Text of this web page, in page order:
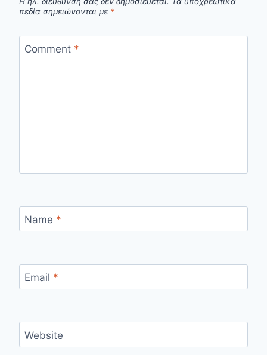
πεδία σημειώνονται με *
Comment *
Name *
Email *
Website